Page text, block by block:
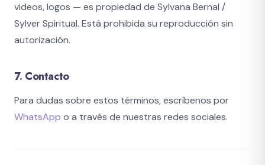
videos, logos — es propiedad de Sylvana Bernal /
Sylver Spiritual. Está prohibida su reproducción sin
autorización.
7. Contacto
Para dudas sobre estos términos, escríbenos por
WhatsApp o a través de nuestras redes sociales.